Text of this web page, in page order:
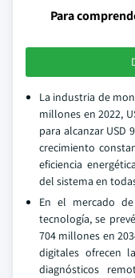
Para
La industria de
millones en 2022,
para alcanzar USD
crecimiento
eficiencia
del sistema en
En el mercado
tecnología, se
704 millones en
digitales ofrecen
diagnósticos